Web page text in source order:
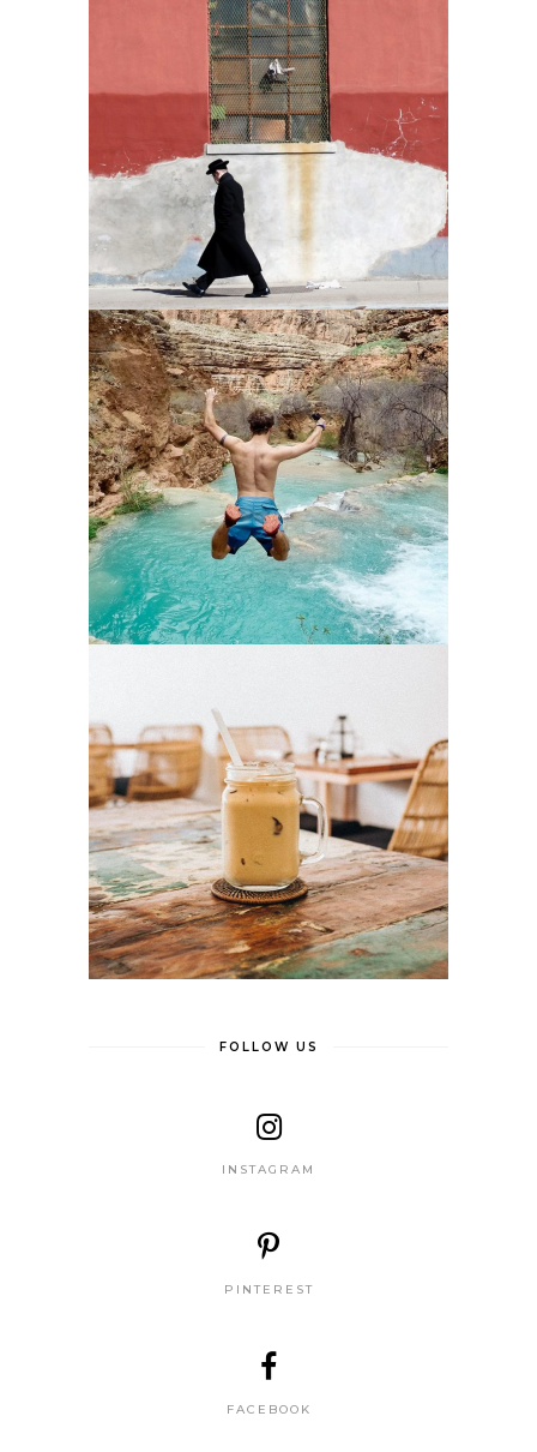
FOLLOW US
INSTAGRAM
PINTEREST
FACEBOOK